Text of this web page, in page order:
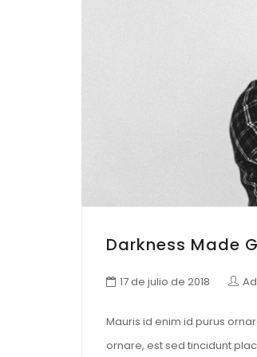
Darkness Made
17 de julio de 2018
Mauris id enim id purus
ornare, est sed tincidunt